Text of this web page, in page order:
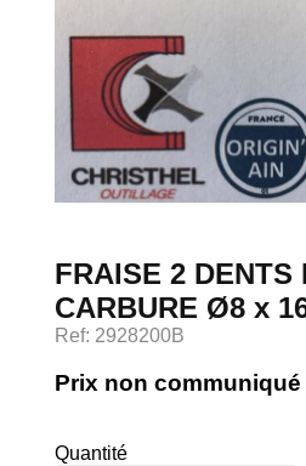
Devenir
FRAISE 2 DENTS
CARBURE Ø8 x
Ref: 2928200B
Prix non communiqué
Quantité